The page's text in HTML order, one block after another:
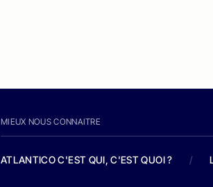
MIEUX NOUS CONNAITRE
ATLANTICO C'EST QUI, C'EST QUOI ? /